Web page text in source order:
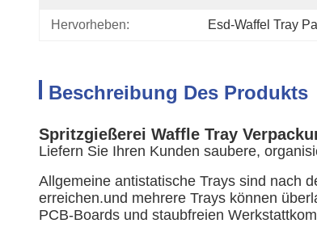
Hervorheben: Esd-Waffel Tray
Beschreibung Des Produkts
Spritzgießerei Waffle Tray
Liefern Sie Ihren Kunden saubere,
Allgemeine antistatische Trays sind nach
erreichen.und mehrere Trays können
PCB-Boards und staubfreien